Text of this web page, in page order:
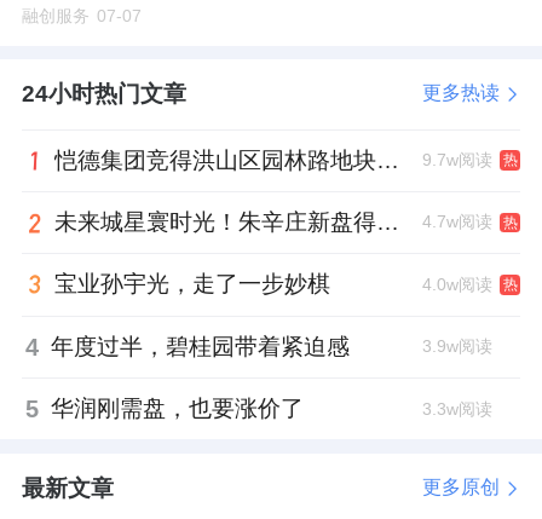
净值人群的长期生活成本，提升了居住的“综合
为重庆市级重点项目和央地合作示范项目，这
种“金融国家队+高端产品力标杆”的组合，为项
湾在物业口碑维度得分高达9.75分，位居组内
国际认证，打造“归心礼御”顶豪服务标准，精
融创服务 07-07
24小时热门文章 更多热读
恺德集团竞得洪山区园林路地块，引入贝好家C2M产品定位及营销服务 9.7w阅读 热
未来城星寰时光！朱辛庄新盘得房率创新高 4.7w阅读 热
宝业孙宇光，走了一步妙棋 4.0w阅读 热
4 年度过半，碧桂园带着紧迫感 3.9w阅读
5 华润刚需盘，也要涨价了 3.3w阅读
最新文章 更多原创